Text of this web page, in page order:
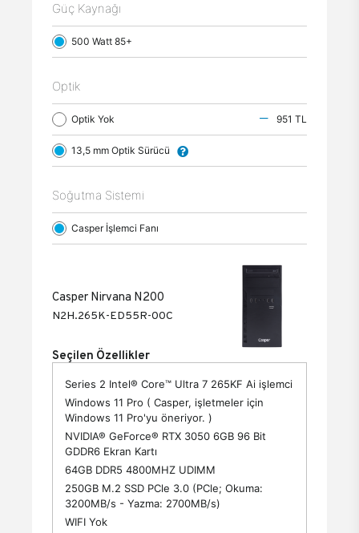
Güç Kaynağı
500 Watt 85+
Optik
Optik Yok 951 TL
13,5 mm Optik Sürücü
Soğutma Sistemi
Casper İşlemci Fanı
Casper Nirvana N200
N2H.265K-ED55R-00C
Seçilen Özellikler
Series 2 Intel® Core™ Ultra 7 265KF Ai işlemci
Windows 11 Pro ( Casper, işletmeler için
Windows 11 Pro'yu öneriyor. )
NVIDIA® GeForce® RTX 3050 6GB 96 Bit
GDDR6 Ekran Kartı
64GB DDR5 4800MHZ UDIMM
250GB M.2 SSD PCle 3.0 (PCle; Okuma:
3200MB/s - Yazma: 2700MB/s)
WIFI Yok